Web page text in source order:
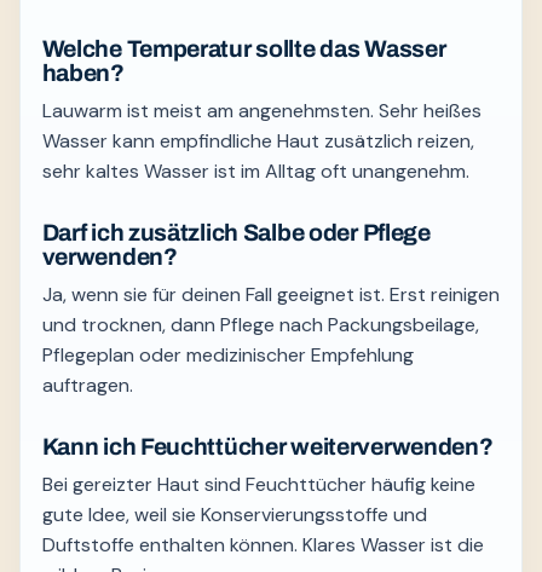
Welche Temperatur sollte das Wasser
haben?
Lauwarm ist meist am angenehmsten. Sehr heißes
Wasser kann empfindliche Haut zusätzlich reizen,
sehr kaltes Wasser ist im Alltag oft unangenehm.
Darf ich zusätzlich Salbe oder Pflege
verwenden?
Ja, wenn sie für deinen Fall geeignet ist. Erst reinigen
und trocknen, dann Pflege nach Packungsbeilage,
Pflegeplan oder medizinischer Empfehlung
auftragen.
Kann ich Feuchttücher weiterverwenden?
Bei gereizter Haut sind Feuchttücher häufig keine
gute Idee, weil sie Konservierungsstoffe und
Duftstoffe enthalten können. Klares Wasser ist die